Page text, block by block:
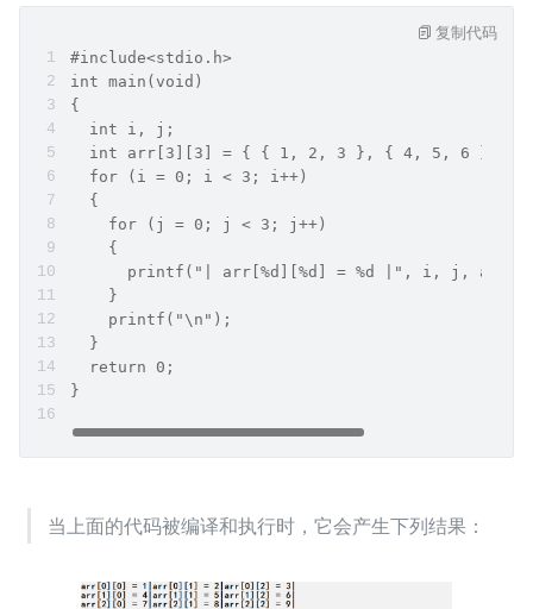
#include<stdio.h>
int main(void)
{
  int i, j;
int arr[3][3] = { { 1, 2, 3 }, { 4, 5, 6 }, {
  for (i = 0; i < 3; i++)
  {
    for (j = 0; j < 3; j++)
    {
printf("| arr[%d][%d] = %d |", i, j,
    }
    printf("\n");
  }
  return 0;
}
复制代码
当上面的代码被编译和执行时，它会产生下列结果：